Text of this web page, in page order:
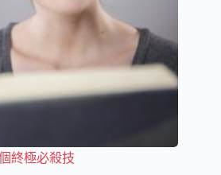
終極必殺技